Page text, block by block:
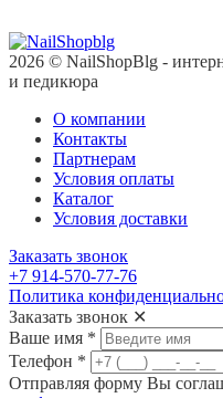
2026 © NailShopBlg -
и педикюра
О компании
Контакты
Партнерам
Условия оплаты
Каталог
Условия доставки
Заказать звонок
+7 914-570-77-76
Политика
Заказать звонок ✕
Ваше имя *
Телефон *
Отправляя форму Вы